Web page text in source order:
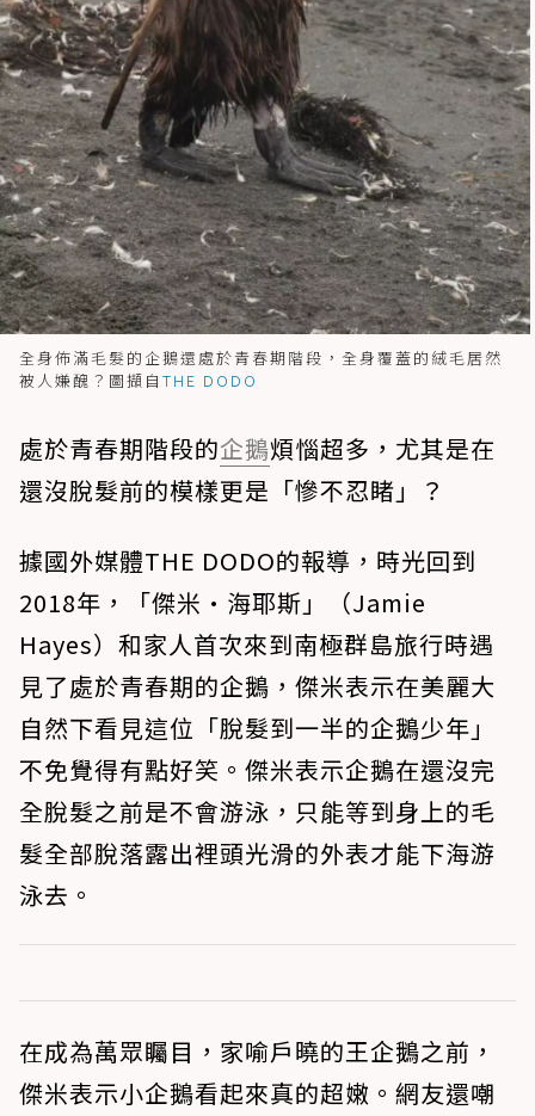
全身佈滿毛髮的企鵝還處於青春期階段，全身覆蓋的絨毛居然
被人嫌醜？圖擷自 THE DODO
處於青春期階段的企鵝煩惱超多，尤其是在
還沒脫髮前的模樣更是「慘不忍睹」？
據國外媒體THE DODO的報導，時光回到
2018年，「傑米·海耶斯」（Jamie
Hayes）和家人首次來到南極群島旅行時遇
見了處於青春期的企鵝，傑米表示在美麗大
自然下看見這位「脫髮到一半的企鵝少年」
不免覺得有點好笑。傑米表示企鵝在還沒完
全脫髮之前是不會游泳，只能等到身上的毛
髮全部脫落露出裡頭光滑的外表才能下海游
泳去。
在成為萬眾矚目，家喻戶曉的王企鵝之前，
傑米表示小企鵝看起來真的超嫩。網友還嘲